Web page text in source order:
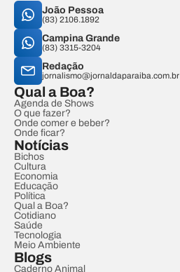
João Pessoa
(83) 2106.1892
Campina Grande
(83) 3315-3204
Redação
jornalismo@jornaldaparaiba.com.br
Qual a Boa?
Agenda de Shows
O que fazer?
Onde comer e beber?
Onde ficar?
Notícias
Bichos
Cultura
Economia
Educação
Política
Qual a Boa?
Cotidiano
Saúde
Tecnologia
Meio Ambiente
Blogs
Caderno Animal